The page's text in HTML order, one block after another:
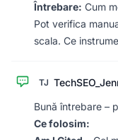
Întrebare: Cum
Pot verifica
scala. Ce
TJ
Bună întrebare –
Ce folosim: